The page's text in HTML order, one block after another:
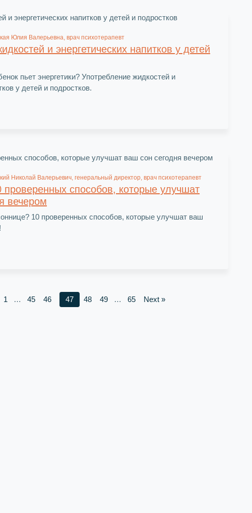
Юлия Валерьевна, врач психотерапевт
и энергетических напитков у детей
пьет энергетики? Употребление жидкостей и
у детей и подростков.
Николай Валерьевич, генеральный директор, врач психотерапевт
проверенных способов, которые улучшат
вечером
10 проверенных способов, которые улучшат ваш
1 … 45 46 47 48 49 … 65 Next »